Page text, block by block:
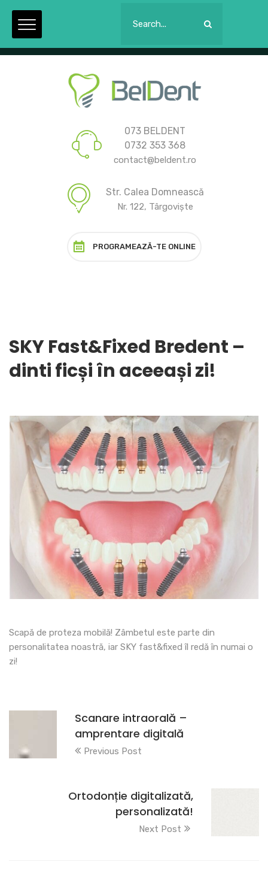
Luni - Joi: 09:00 la 21:00. Vineri: 09:00 la 15:00.
073 BELDENT
0732 353 368
contact@beldent.ro
Str. Calea Domnească
Nr. 122, Târgoviște
PROGRAMEAZĂ-TE ONLINE
SKY Fast&Fixed Bredent –
dinti ficși în aceeași zi!
Scapă de proteza mobilă! Zâmbetul este parte din
personalitatea noastră, iar SKY fast&fixed îl redă în numai o
zi!
Scanare intraorală –
amprentare digitală
Previous Post
Ortodonție digitalizată,
personalizată!
Next Post